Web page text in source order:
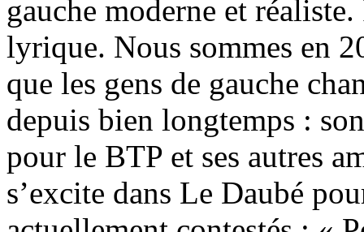
gauche moderne et
lyrique. Nous sommes en
que les gens de gauche
depuis bien longtemps :
pour le BTP et ses autres
s’excite dans Le Daubé